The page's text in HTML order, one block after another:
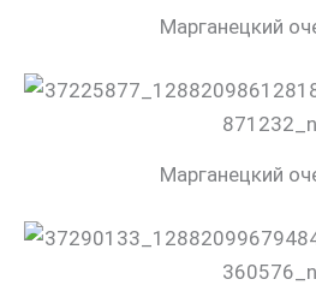
Марганецкий
Марганецкий